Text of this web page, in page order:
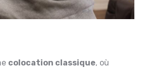
colocation classique, où